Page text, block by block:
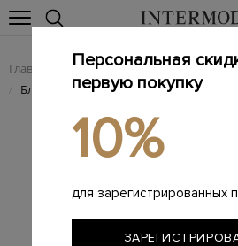
Главная Женщинам / Женская
/ Блуза из тонкого хлопка и эластана с
Персональная
первую покупку
10%
для зарегистрированных